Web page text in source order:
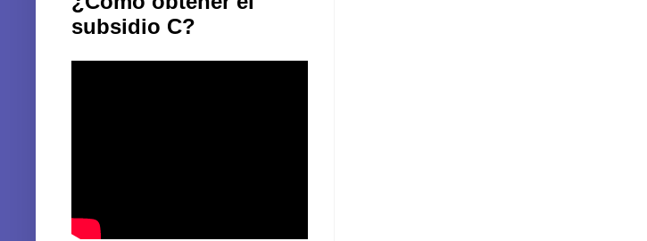
¿Cómo obtener el
subsidio C?